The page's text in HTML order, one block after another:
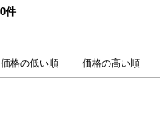
0件
価格の低い順 価格の高い順